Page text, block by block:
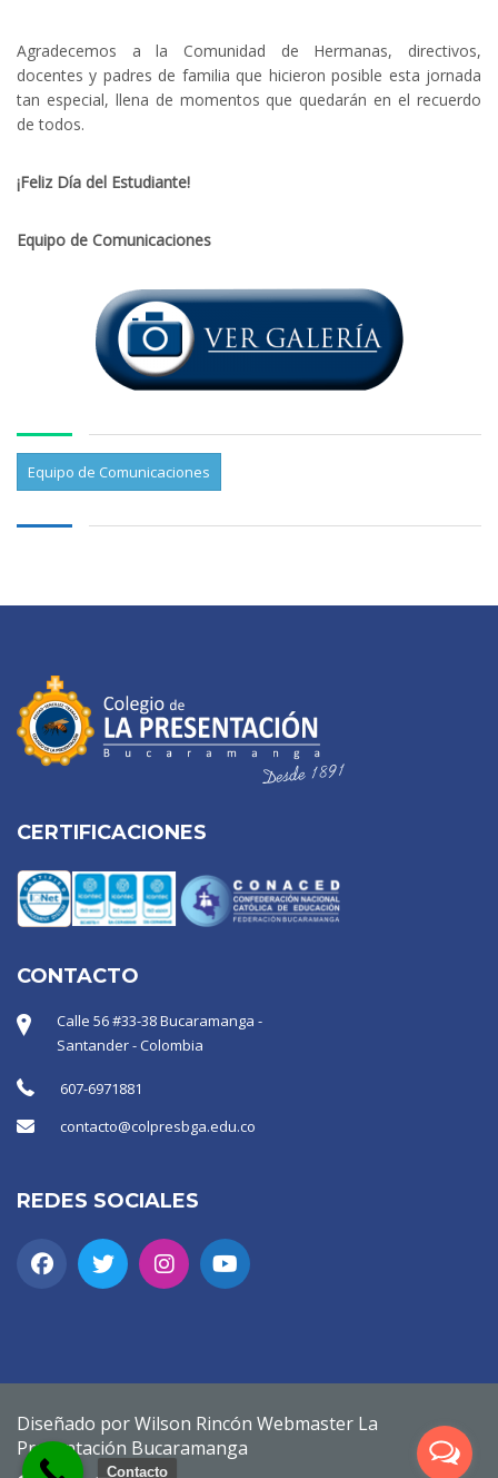
Agradecemos a la Comunidad de Hermanas, directivos,
docentes y padres de familia que hicieron posible esta jornada
tan especial, llena de momentos que quedarán en el recuerdo
de todos.
¡Feliz Día del Estudiante!
Equipo de Comunicaciones
Equipo de Comunicaciones
CERTIFICACIONES
CONTACTO
Calle 56 #33-38 Bucaramanga -
Santander - Colombia
607-6971881
contacto@colpresbga.edu.co
REDES SOCIALES
Diseñado por Wilson Rincón Webmaster La
Presentación Bucaramanga
Contacto